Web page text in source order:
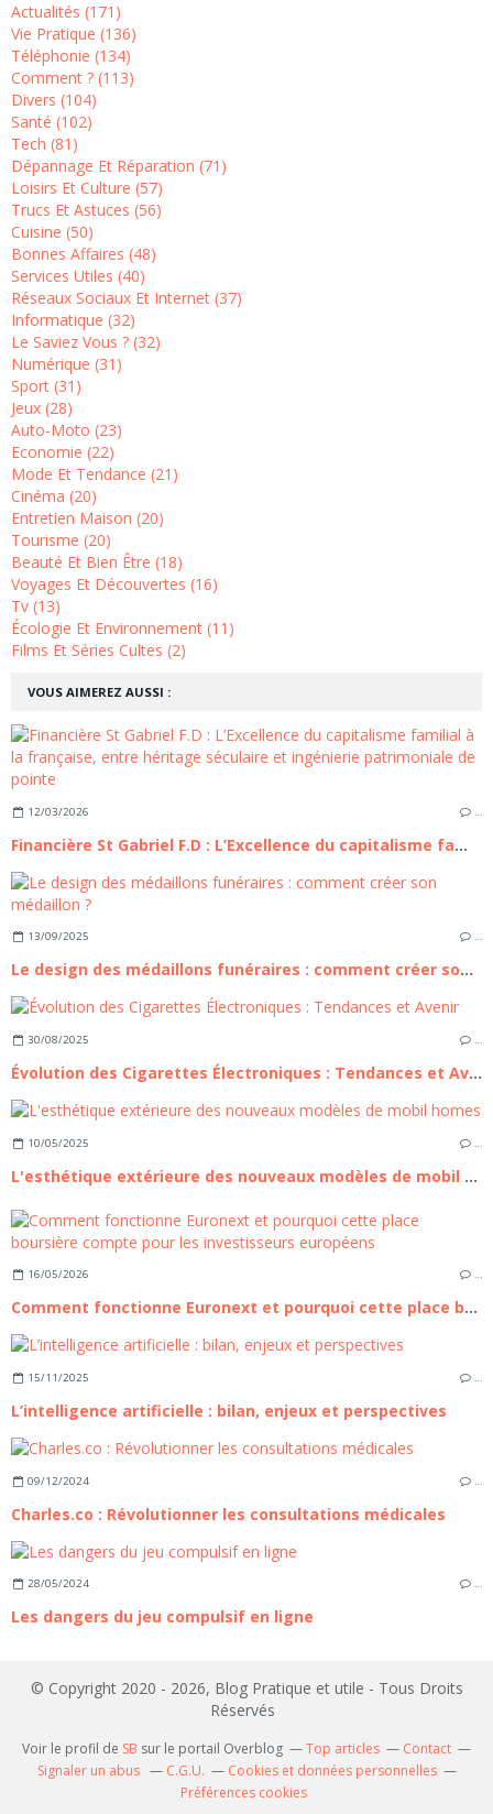
VOUS AIMEREZ AUSSI :
12/03/2026 …
Financière St Gabriel F.D : L’Excellence du capitalisme familial à la française, entre héritage séculaire et ingénierie patrimoniale de pointe
13/09/2025 …
Le design des médaillons funéraires : comment créer son médaillon ?
30/08/2025 …
Évolution des Cigarettes Électroniques : Tendances et Avenir
10/05/2025 …
L'esthétique extérieure des nouveaux modèles de mobil homes
16/05/2026 …
Comment fonctionne Euronext et pourquoi cette place boursière compte pour les investisseurs européens
15/11/2025 …
L’intelligence artificielle : bilan, enjeux et perspectives
09/12/2024
Charles.co : Révolutionner les consultations médicales
28/05/2024 …
Les dangers du jeu compulsif en ligne
Actualités (171)
Vie Pratique (136)
Téléphonie (134)
Comment ? (113)
Divers (104)
Santé (102)
Tech (81)
Dépannage Et Réparation (71)
Loisirs Et Culture (57)
Trucs Et Astuces (56)
Cuisine (50)
Bonnes Affaires (48)
Services Utiles (40)
Réseaux Sociaux Et Internet (37)
Informatique (32)
Le Saviez Vous ? (32)
Numérique (31)
Sport (31)
Jeux (28)
Auto-Moto (23)
Economie (22)
Mode Et Tendance (21)
Cinéma (20)
Entretien Maison (20)
Tourisme (20)
Beauté Et Bien Être (18)
Voyages Et Découvertes (16)
Tv (13)
Écologie Et Environnement (11)
Films Et Séries Cultes (2)
© Copyright 2020 - 2026, Blog Pratique et utile - Tous Droits
Réservés
Voir le profil de SB sur le portail Overblog Top articles
Contact
Signaler un abus
C.G.U.
Cookies et données personnelles
Préférences cookies